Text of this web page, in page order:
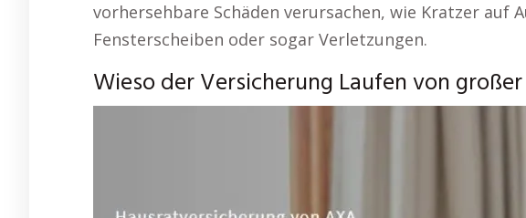
vorhersehbare Schäden verursachen, wie Kratzer auf
Fensterscheiben oder sogar Verletzungen.
Wieso der Versicherung Laufen von